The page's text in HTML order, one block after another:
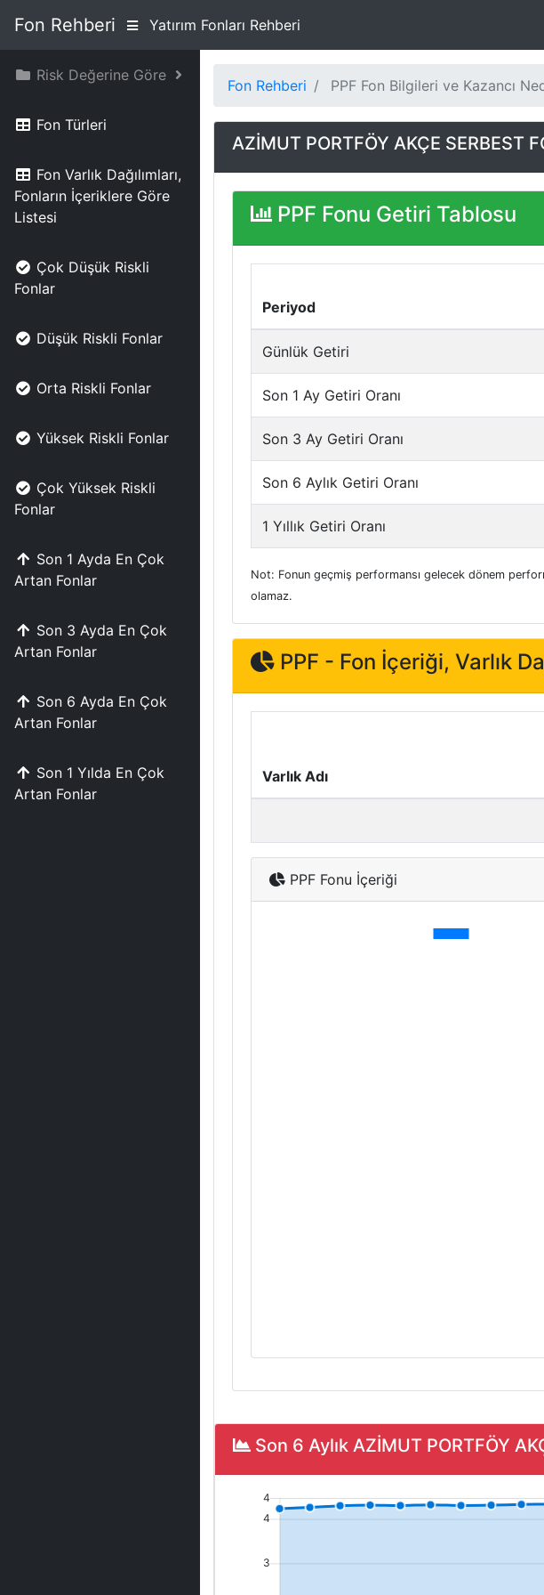
Fon Rehberi Yatırım Fonları Rehberi
Risk Değerine Göre
Fon Türleri
Fon Varlık Dağılımları,
Fonların İçeriklere Göre
Listesi
Çok Düşük Riskli
Fonlar
Düşük Riskli Fonlar
Orta Riskli Fonlar
Yüksek Riskli Fonlar
Çok Yüksek Riskli
Fonlar
Son 1 Ayda En Çok
Artan Fonlar
Son 3 Ayda En Çok
Artan Fonlar
Son 6 Ayda En Çok
Artan Fonlar
Son 1 Yılda En Çok
Artan Fonlar
Fon Rehberi PPF Fon Bilgileri ve Kazancı
AZİMUT PORTFÖY AKÇE SERBEST
PPF Fonu Getiri Tablosu
Periyod
Günlük Getiri
Son 1 Ay Getiri Oranı
Son 3 Ay Getiri Oranı
Son 6 Aylık Getiri Oranı
1 Yıllık Getiri Oranı
Not: Fonun geçmiş performansı gelecek dönem
olamaz.
PPF - Fon İçeriği, Varlık
Varlık Adı
PPF Fonu İçeriği
Son 6 Aylık AZİMUT PORTFÖY